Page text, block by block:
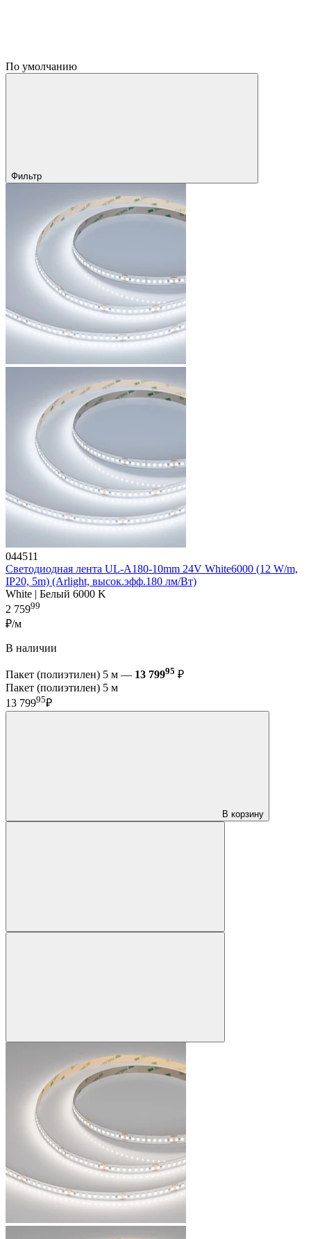
По умолчанию
Фильтр
044511
Светодиодная лента UL-A180-10mm 24V White6000 (12 W/m,
IP20, 5m) (Arlight, высок.эфф.180 лм/Вт)
White | Белый 6000 K
2 75999
₽/м
В наличии
Пакет (полиэтилен) 5 м — 13 79995 ₽
Пакет (полиэтилен) 5 м
13 79995₽
В корзину